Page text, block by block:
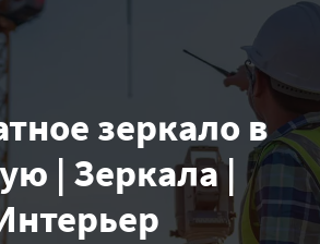
зеркало в
| Зеркала |